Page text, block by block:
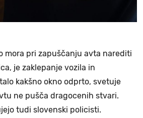
mora pri zapuščanju avta narediti
je zaklepanje vozila in
kakšno okno odprto, svetuje
ne pušča dragocenih stvari.
tudi slovenski policisti.